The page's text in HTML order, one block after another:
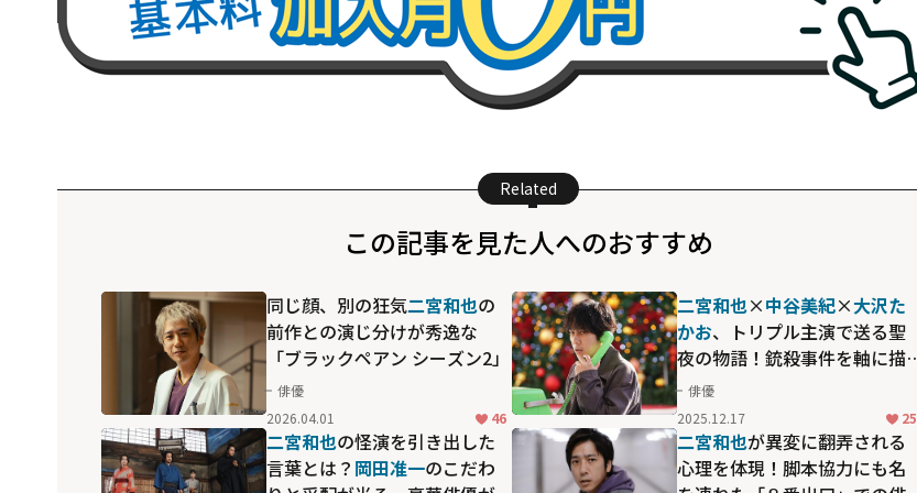
Related
この記事を見た人へのおすすめ
同じ顔、別の狂気――二宮和也の
前作との演じ分けが秀逸な
「ブラックペアン シーズン2」
俳優
2026.04.01
46
二宮和也×中谷美紀×大沢た
かお、トリプル主演で送る聖
夜の物語！銃殺事件を軸に描
く「ONE DAY～聖夜のから騒
ぎ～」
俳優
2025.12.17
25
二宮和也の怪演を引き出した
言葉とは？ 岡田准一のこだわ
二宮和也が異変に翻弄される
心理を体現！脚本協力にも名